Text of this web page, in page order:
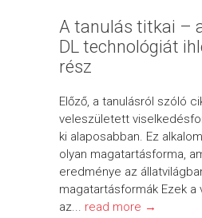
A tanulás titkai –
DL technológiát
rész
Előző, a tanulásról szóló
veleszületett
ki alaposabban. Ez
olyan magatartásforma,
eredménye az
magatartásformák Ezek
az... read more →